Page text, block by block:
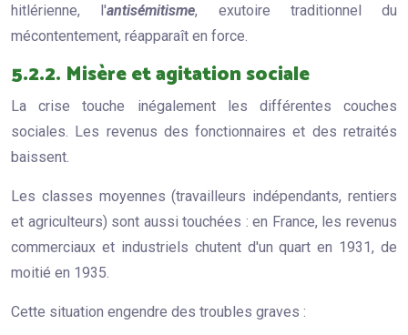
hitlérienne, l'antisémitisme, exutoire traditionnel du
mécontentement, réapparaît en force.
5.2.2. Misère et agitation sociale
La crise touche inégalement les différentes couches
sociales. Les revenus des fonctionnaires et des retraités
baissent.
Les classes moyennes (travailleurs indépendants, rentiers
et agriculteurs) sont aussi touchées : en France, les revenus
commerciaux et industriels chutent d'un quart en 1931, de
moitié en 1935.
Cette situation engendre des troubles graves :